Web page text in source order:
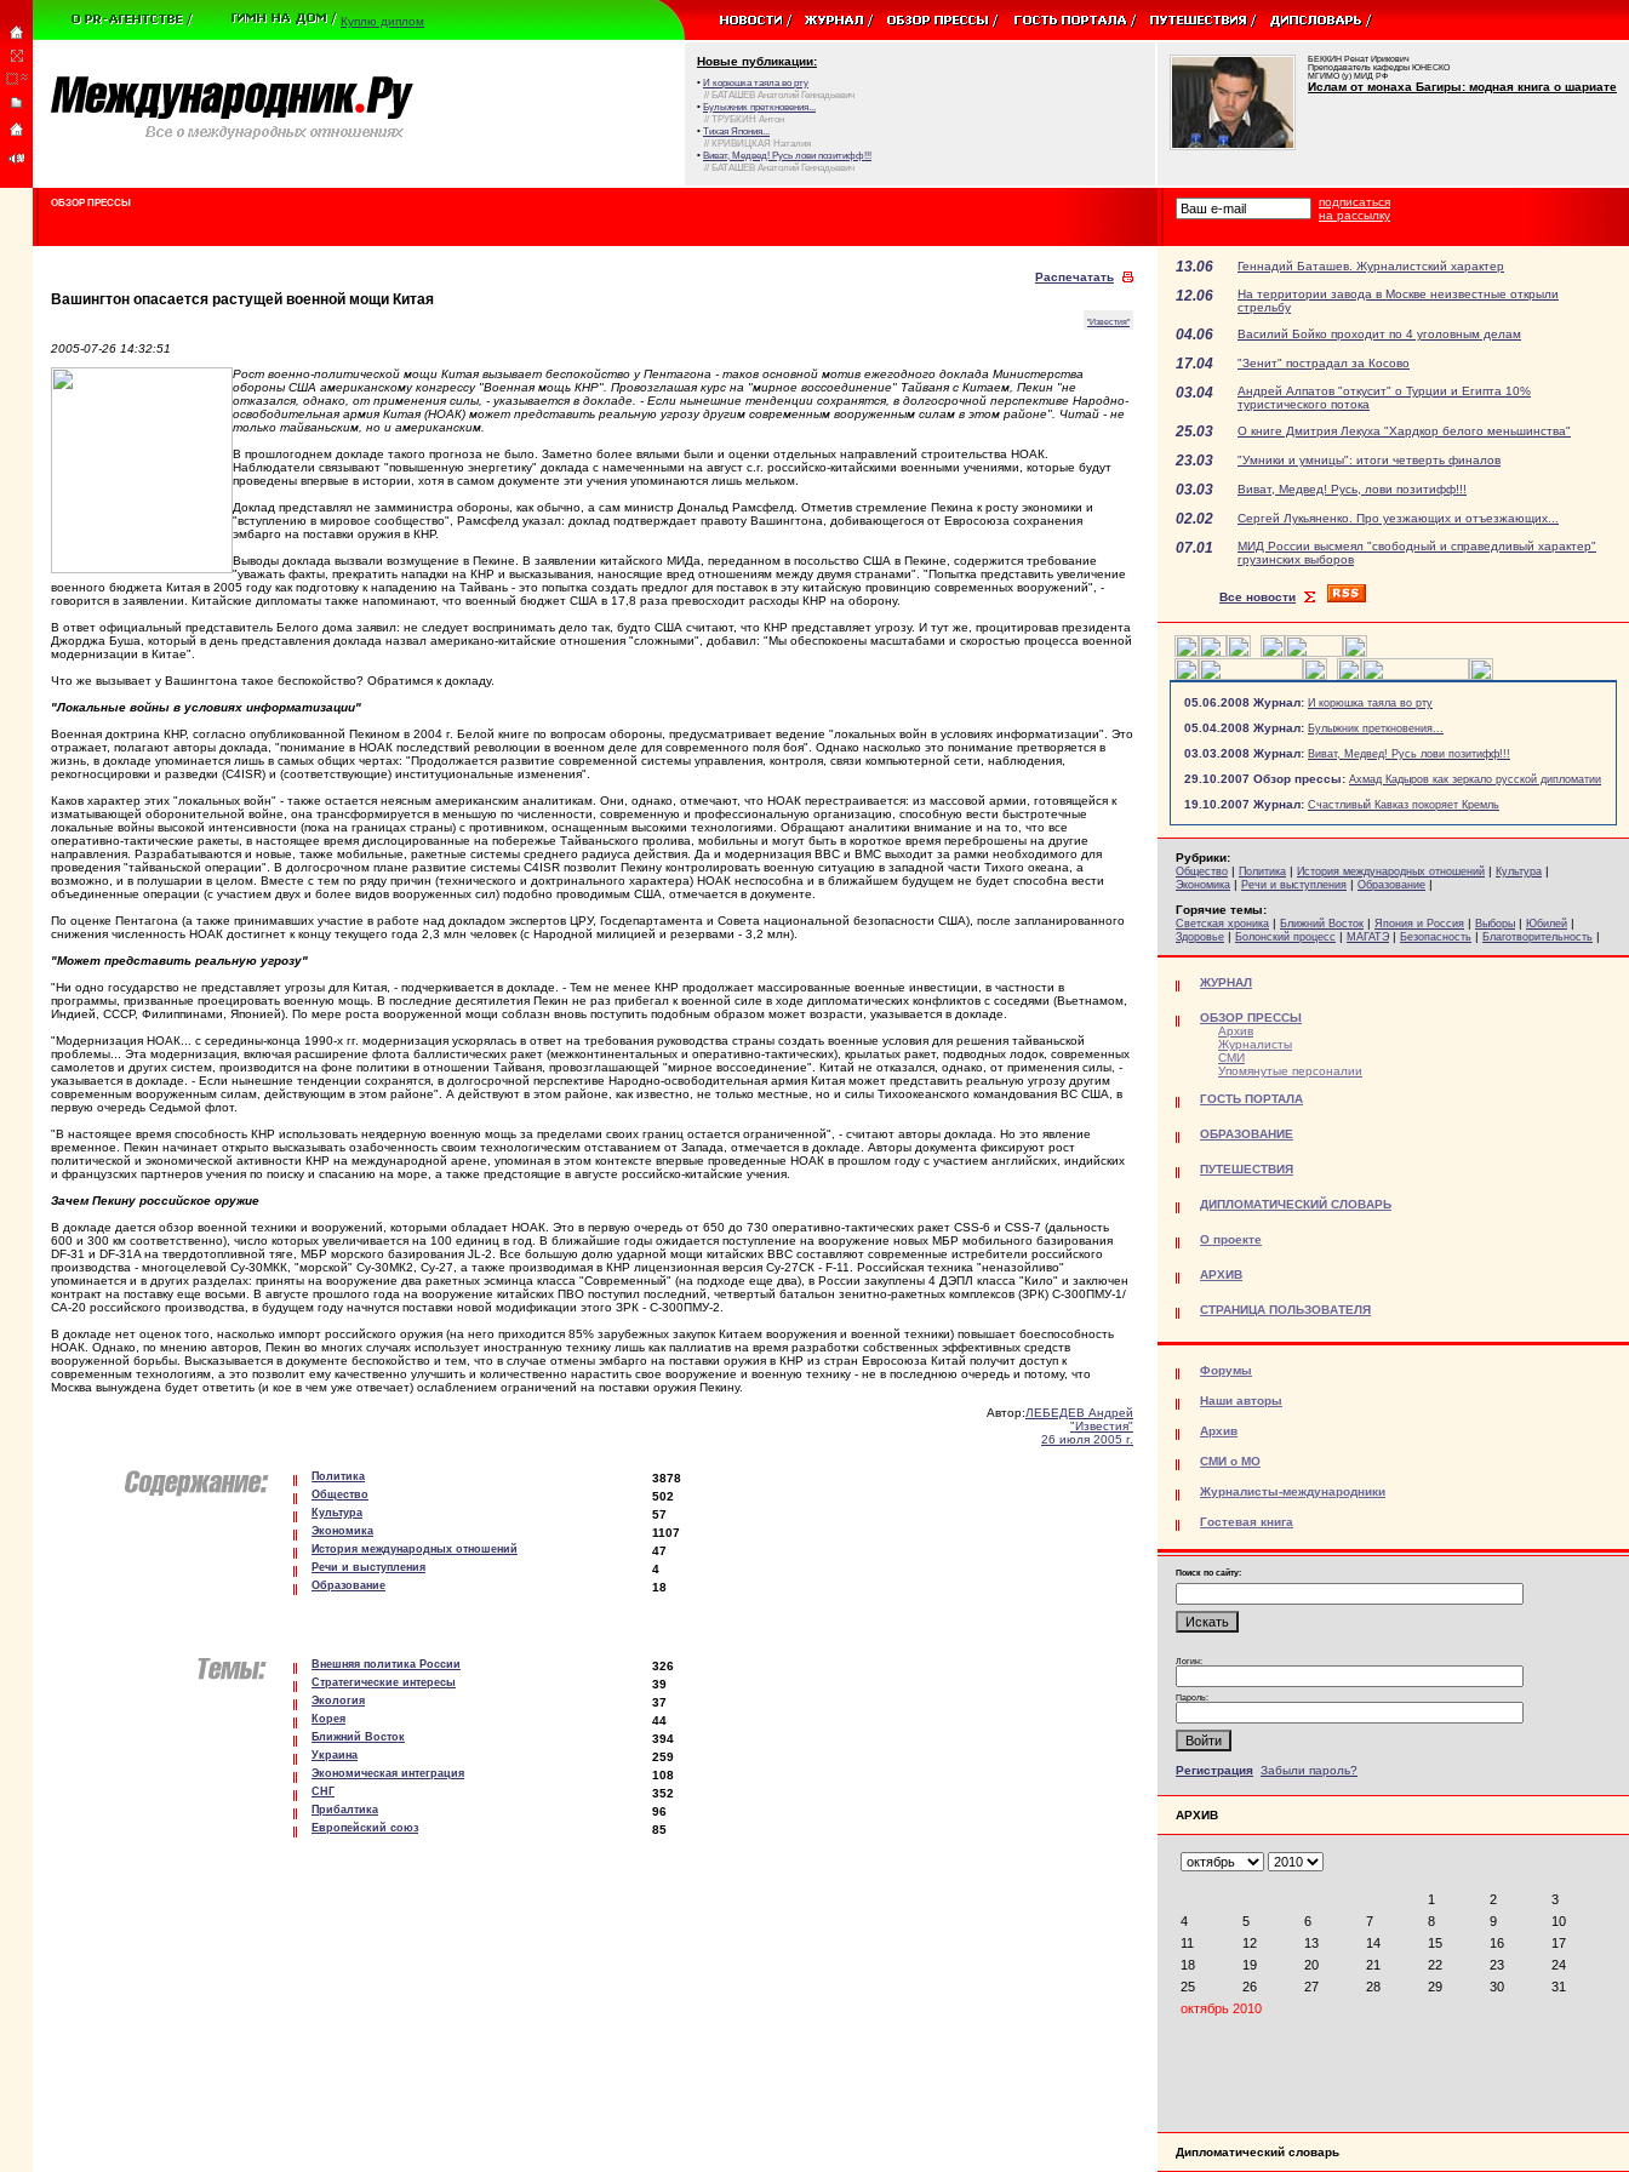
Куплю диплом
Новые публикации:
• И корюшка таяла во рту
// БАТАШЕВ Анатолий Геннадьевич
• Булыжник преткновения...
// ТРУБКИН Антон
• Тихая Япония...
// КРИВИЦКАЯ Наталия
• Виват, Медвед! Русь лови позитифф!!!
// БАТАШЕВ Анатолий Геннадьевич
БЕККИН Ренат Ирикович
Преподаватель кафедры ЮНЕСКО
МГИМО (у) МИД РФ
Ислам от монаха Багиры: модная книга о шариате
ОБЗОР ПРЕССЫ
подписаться
на рассылку
Распечатать
Вашингтон опасается растущей военной мощи Китая
"Известия"
2005-07-26 14:32:51
Рост военно-политической мощи Китая вызывает беспокойство у Пентагона - таков основной мотив ежегодного доклада Министерства
обороны США американскому конгрессу "Военная мощь КНР". Провозглашая курс на "мирное воссоединение" Тайваня с Китаем, Пекин "не
отказался, однако, от применения силы, - указывается в докладе. - Если нынешние тенденции сохранятся, в долгосрочной перспективе Народно-
освободительная армия Китая (НОАК) может представить реальную угрозу другим современным вооруженным силам в этом районе". Читай - не
только тайваньским, но и американским.
В прошлогоднем докладе такого прогноза не было. Заметно более вялыми были и оценки отдельных направлений строительства НОАК.
Наблюдатели связывают "повышенную энергетику" доклада с намеченными на август с.г. российско-китайскими военными учениями, которые будут
проведены впервые в истории, хотя в самом документе эти учения упоминаются лишь мельком.
Доклад представлял не замминистра обороны, как обычно, а сам министр Дональд Рамсфелд. Отметив стремление Пекина к росту экономики и
"вступлению в мировое сообщество", Рамсфелд указал: доклад подтверждает правоту Вашингтона, добивающегося от Евросоюза сохранения
эмбарго на поставки оружия в КНР.
Выводы доклада вызвали возмущение в Пекине. В заявлении китайского МИДа, переданном в посольство США в Пекине, содержится требование
"уважать факты, прекратить нападки на КНР и высказывания, наносящие вред отношениям между двумя странами". "Попытка представить увеличение
военного бюджета Китая в 2005 году как подготовку к нападению на Тайвань - это попытка создать предлог для поставок в эту китайскую провинцию современных вооружений", -
говорится в заявлении. Китайские дипломаты также напоминают, что военный бюджет США в 17,8 раза превосходит расходы КНР на оборону.
В ответ официальный представитель Белого дома заявил: не следует воспринимать дело так, будто США считают, что КНР представляет угрозу. И тут же, процитировав президента
Джорджа Буша, который в день представления доклада назвал американо-китайские отношения "сложными", добавил: "Мы обеспокоены масштабами и скоростью процесса военной
модернизации в Китае".
Что же вызывает у Вашингтона такое беспокойство? Обратимся к докладу.
"Локальные войны в условиях информатизации"
Военная доктрина КНР, согласно опубликованной Пекином в 2004 г. Белой книге по вопросам обороны, предусматривает ведение "локальных войн в условиях информатизации". Это
отражает, полагают авторы доклада, "понимание в НОАК последствий революции в военном деле для современного поля боя". Однако насколько это понимание претворяется в
жизнь, в докладе упоминается лишь в самых общих чертах: "Продолжается развитие современной системы управления, контроля, связи компьютерной сети, наблюдения,
рекогносцировки и разведки (C4ISR) и (соответствующие) институциональные изменения".
Каков характер этих "локальных войн" - также остается неясным американским аналитикам. Они, однако, отмечают, что НОАК перестраивается: из массовой армии, готовящейся к
изматывающей оборонительной войне, она трансформируется в меньшую по численности, современную и профессиональную организацию, способную вести быстротечные
локальные войны высокой интенсивности (пока на границах страны) с противником, оснащенным высокими технологиями. Обращают аналитики внимание и на то, что все
оперативно-тактические ракеты, в настоящее время дислоцированные на побережье Тайваньского пролива, мобильны и могут быть в короткое время переброшены на другие
направления. Разрабатываются и новые, также мобильные, ракетные системы среднего радиуса действия. Да и модернизация ВВС и ВМС выходит за рамки необходимого для
проведения "тайваньской операции". В долгосрочном плане развитие системы C4ISR позволит Пекину контролировать военную ситуацию в западной части Тихого океана, а
возможно, и в полушарии в целом. Вместе с тем по ряду причин (технического и доктринального характера) НОАК неспособна и в ближайшем будущем не будет способна вести
объединенные операции (с участием двух и более видов вооруженных сил) подобно проводимым США, отмечается в документе.
По оценке Пентагона (а также принимавших участие в работе над докладом экспертов ЦРУ, Госдепартамента и Совета национальной безопасности США), после запланированного
снижения численность НОАК достигнет к концу текущего года 2,3 млн человек (с Народной милицией и резервами - 3,2 млн).
"Может представить реальную угрозу"
"Ни одно государство не представляет угрозы для Китая, - подчеркивается в докладе. - Тем не менее КНР продолжает массированные военные инвестиции, в частности в
программы, призванные проецировать военную мощь. В последние десятилетия Пекин не раз прибегал к военной силе в ходе дипломатических конфликтов с соседями (Вьетнамом,
Индией, СССР, Филиппинами, Японией). По мере роста вооруженной мощи соблазн вновь поступить подобным образом может возрасти, указывается в докладе.
"Модернизация НОАК... с середины-конца 1990-х гг. модернизация ускорялась в ответ на требования руководства страны создать военные условия для решения тайваньской
проблемы... Эта модернизация, включая расширение флота баллистических ракет (межконтинентальных и оперативно-тактических), крылатых ракет, подводных лодок, современных
самолетов и других систем, производится на фоне политики в отношении Тайваня, провозглашающей "мирное воссоединение". Китай не отказался, однако, от применения силы, -
указывается в докладе. - Если нынешние тенденции сохранятся, в долгосрочной перспективе Народно-освободительная армия Китая может представить реальную угрозу другим
современным вооруженным силам, действующим в этом районе". А действуют в этом районе, как известно, не только местные, но и силы Тихоокеанского командования ВС США, в
первую очередь Седьмой флот.
"В настоящее время способность КНР использовать неядерную военную мощь за пределами своих границ остается ограниченной", - считают авторы доклада. Но это явление
временное. Пекин начинает открыто высказывать озабоченность своим технологическим отставанием от Запада, отмечается в докладе. Авторы документа фиксируют рост
политической и экономической активности КНР на международной арене, упоминая в этом контексте впервые проведенные НОАК в прошлом году с участием английских, индийских
и французских партнеров учения по поиску и спасанию на море, а также предстоящие в августе российско-китайские учения.
Зачем Пекину российское оружие
В докладе дается обзор военной техники и вооружений, которыми обладает НОАК. Это в первую очередь от 650 до 730 оперативно-тактических ракет CSS-6 и CSS-7 (дальность
600 и 300 км соответственно), число которых увеличивается на 100 единиц в год. В ближайшие годы ожидается поступление на вооружение новых МБР мобильного базирования
DF-31 и DF-31A на твердотопливной тяге, МБР морского базирования JL-2. Все большую долю ударной мощи китайских ВВС составляют современные истребители российского
производства - многоцелевой Су-30МКК, "морской" Су-30МК2, Су-27, а также производимая в КНР лицензионная версия Су-27СК - F-11. Российская техника "неназойливо"
упоминается и в других разделах: приняты на вооружение два ракетных эсминца класса "Современный" (на подходе еще два), в России закуплены 4 ДЭПЛ класса "Кило" и заключен
контракт на поставку еще восьми. В августе прошлого года на вооружение китайских ПВО поступил последний, четвертый батальон зенитно-ракетных комплексов (ЗРК) С-300ПМУ-1/
СА-20 российского производства, в будущем году начнутся поставки новой модификации этого ЗРК - С-300ПМУ-2.
В докладе нет оценок того, насколько импорт российского оружия (на него приходится 85% зарубежных закупок Китаем вооружения и военной техники) повышает боеспособность
НОАК. Однако, по мнению авторов, Пекин во многих случаях использует иностранную технику лишь как паллиатив на время разработки собственных эффективных средств
вооруженной борьбы. Высказывается в документе беспокойство и тем, что в случае отмены эмбарго на поставки оружия в КНР из стран Евросоюза Китай получит доступ к
современным технологиям, а это позволит ему качественно улучшить и количественно нарастить свое вооружение и военную технику - не в последнюю очередь и потому, что
Москва вынуждена будет ответить (и кое в чем уже отвечает) ослаблением ограничений на поставки оружия Пекину.
Автор:ЛЕБЕДЕВ Андрей
"Известия"
26 июля 2005 г.
Политика 3878
Общество 502
Культура 57
Экономика 1107
История международных отношений 47
Речи и выступления 4
Образование 18
Внешняя политика России 326
Стратегические интересы 39
Экология 37
Корея 44
Ближний Восток 394
Украина 259
Экономическая интеграция 108
СНГ 352
Прибалтика 96
Европейский союз 85
13.06 Геннадий Баташев. Журналистский характер
12.06
На территории завода в Москве неизвестные открыли
стрельбу
04.06 Василий Бойко проходит по 4 уголовным делам
17.04 "Зенит" пострадал за Косово
03.04
Андрей Алпатов "откусит" о Турции и Египта 10%
туристического потока
25.03 О книге Дмитрия Лекуха "Хардкор белого меньшинства"
23.03 "Умники и умницы": итоги четверть финалов
03.03 Виват, Медвед! Русь, лови позитифф!!!
02.02 Сергей Лукьяненко. Про уезжающих и отъезжающих...
07.01
МИД России высмеял "свободный и справедливый характер"
грузинских выборов
Все новости
05.06.2008 Журнал: И корюшка таяла во рту
05.04.2008 Журнал: Булыжник преткновения...
03.03.2008 Журнал: Виват, Медвед! Русь лови позитифф!!!
29.10.2007 Обзор прессы: Ахмад Кадыров как зеркало русской дипломатии
19.10.2007 Журнал: Счастливый Кавказ покоряет Кремль
Рубрики:
Общество | Политика | История международных отношений | Культура |
Экономика | Речи и выступления | Образование |
Горячие темы:
Светская хроника | Ближний Восток | Япония и Россия | Выборы | Юбилей |
Здоровье | Болонский процесс | МАГАТЭ | Безопасность | Благотворительность |
ЖУРНАЛ
ОБЗОР ПРЕССЫ
Архив
Журналисты
СМИ
Упомянутые персоналии
ГОСТЬ ПОРТАЛА
ОБРАЗОВАНИЕ
ПУТЕШЕСТВИЯ
ДИПЛОМАТИЧЕСКИЙ СЛОВАРЬ
О проекте
АРХИВ
СТРАНИЦА ПОЛЬЗОВАТЕЛЯ
Форумы
Наши авторы
Архив
СМИ о МО
Журналисты-международники
Гостевая книга
Поиск по сайту:
Логин:
Пароль:
Регистрация Забыли пароль?
АРХИВ
Дипломатический словарь